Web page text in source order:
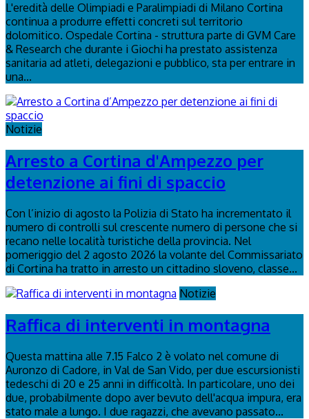
L'eredità delle Olimpiadi e Paralimpiadi di Milano Cortina
continua a produrre effetti concreti sul territorio
dolomitico. Ospedale Cortina - struttura parte di GVM Care
& Research che durante i Giochi ha prestato assistenza
sanitaria ad atleti, delegazioni e pubblico, sta per entrare in
una...
Notizie
Arresto a Cortina d'Ampezzo per
detenzione ai fini di spaccio
Con l’inizio di agosto la Polizia di Stato ha incrementato il
numero di controlli sul crescente numero di persone che si
recano nelle località turistiche della provincia. Nel
pomeriggio del 2 agosto 2026 la volante del Commissariato
di Cortina ha tratto in arresto un cittadino sloveno, classe...
Notizie
Raffica di interventi in montagna
Questa mattina alle 7.15 Falco 2 è volato nel comune di
Auronzo di Cadore, in Val de San Vido, per due escursionisti
tedeschi di 20 e 25 anni in difficoltà. In particolare, uno dei
due, probabilmente dopo aver bevuto dell'acqua impura, era
stato male a lungo. I due ragazzi, che avevano passato...